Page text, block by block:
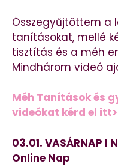
Összegyűjtöttem a
tanításokat, mellé
tisztítás és a méh
Mindhárom videó
Méh Tanítások és
videókat kérd el
03.01. VASÁRNAP I
Online Nap